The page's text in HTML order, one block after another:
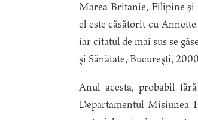
Marea Britanie, Filipine şi
el este căsătorit cu
iar citatul de mai sus se
şi Sănătate, Bucureşti,
Anul acesta, probabil
Departamentul Misiunea